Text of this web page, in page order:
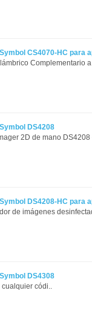
CS4070-HC para
Complementario
DS4208
2D de mano
DS4208-HC para
de imágenes
DS4308
cualquier códi..